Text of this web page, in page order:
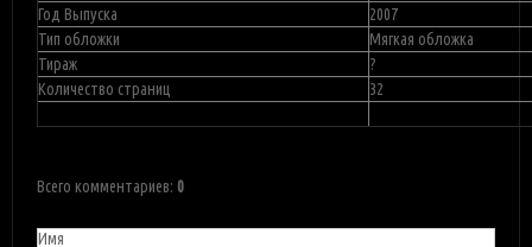
Год Выпуска
2007
Тип обложки
Мягкая обложка
Тираж
?
Количество страниц
32
Всего комментариев: 0